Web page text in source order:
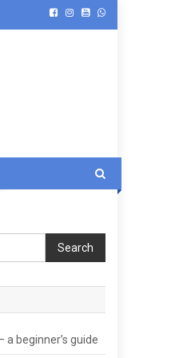
Search
a beginner’s guide